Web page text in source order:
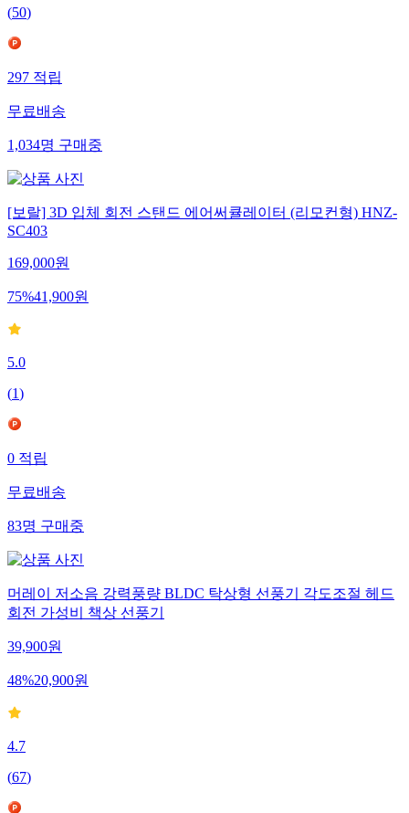
(50)
297적립
무료배송
1,034명구매중
[보랄] 3D 입체 회전 스탠드 에어써큘레이터 (리모컨형) HNZ-
SC403
169,000원
75%41,900원
5.0
(1)
0적립
무료배송
83명구매중
머레이 저소음 강력풍량 BLDC 탁상형 선풍기 각도조절 헤드
회전 가성비 책상 선풍기
39,900원
48%20,900원
4.7
(67)